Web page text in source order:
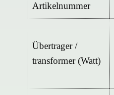
Artikelnummer
Übertrager /
transformer (Watt)